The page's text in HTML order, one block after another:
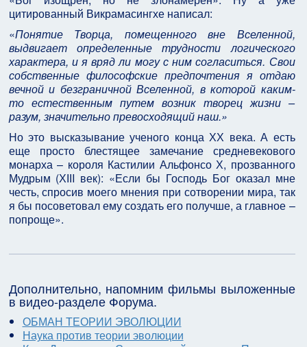
цитированный Викрамасингхе написал:
«Понятие Творца, помещенного вне Вселенной,
выдвигает определенные трудности логического
характера, и я вряд ли могу с ним согласиться. Свои
собственные философские предпочтения я отдаю
вечной и безграничной Вселенной, в которой каким-
то естественным путем возник творец жизни –
разум, значительно превосходящий наш.»
Но это высказывание ученого конца ХХ века. А есть
еще просто блестящее замечание средневекового
монарха – короля Кастилии Альфонсо Х, прозванного
Мудрым (ХІІI век): «Если бы Господь Бог оказал мне
честь, спросив моего мнения при сотворении мира, так
я бы посоветовал ему создать его получше, а главное –
попроще».
Дополнительно, напомним фильмы выложенные
в видео-разделе Форума.
ОБМАН ТЕОРИИ ЭВОЛЮЦИИ
Наука против теории эволюции